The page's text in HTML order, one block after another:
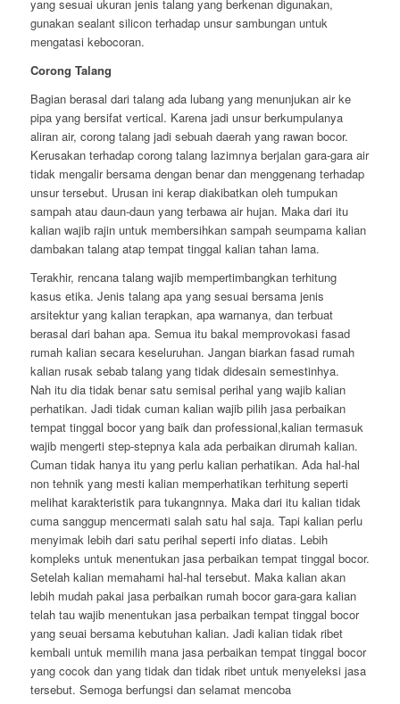
yang sesuai ukuran jenis talang yang berkenan digunakan,
gunakan sealant silicon terhadap unsur sambungan untuk
mengatasi kebocoran.
Corong Talang
Bagian berasal dari talang ada lubang yang menunjukan air ke
pipa yang bersifat vertical. Karena jadi unsur berkumpulanya
aliran air, corong talang jadi sebuah daerah yang rawan bocor.
Kerusakan terhadap corong talang lazimnya berjalan gara-gara air
tidak mengalir bersama dengan benar dan menggenang terhadap
unsur tersebut. Urusan ini kerap diakibatkan oleh tumpukan
sampah atau daun-daun yang terbawa air hujan. Maka dari itu
kalian wajib rajin untuk membersihkan sampah seumpama kalian
dambakan talang atap tempat tinggal kalian tahan lama.
Terakhir, rencana talang wajib mempertimbangkan terhitung
kasus etika. Jenis talang apa yang sesuai bersama jenis
arsitektur yang kalian terapkan, apa warnanya, dan terbuat
berasal dari bahan apa. Semua itu bakal memprovokasi fasad
rumah kalian secara keseluruhan. Jangan biarkan fasad rumah
kalian rusak sebab talang yang tidak didesain semestinhya.
Nah itu dia tidak benar satu semisal perihal yang wajib kalian
perhatikan. Jadi tidak cuman kalian wajib pilih jasa perbaikan
tempat tinggal bocor yang baik dan professional,kalian termasuk
wajib mengerti step-stepnya kala ada perbaikan dirumah kalian.
Cuman tidak hanya itu yang perlu kalian perhatikan. Ada hal-hal
non tehnik yang mesti kalian memperhatikan terhitung seperti
melihat karakteristik para tukangnnya. Maka dari itu kalian tidak
cuma sanggup mencermati salah satu hal saja. Tapi kalian perlu
menyimak lebih dari satu perihal seperti info diatas. Lebih
kompleks untuk menentukan jasa perbaikan tempat tinggal bocor.
Setelah kalian memahami hal-hal tersebut. Maka kalian akan
lebih mudah pakai jasa perbaikan rumah bocor gara-gara kalian
telah tau wajib menentukan jasa perbaikan tempat tinggal bocor
yang seuai bersama kebutuhan kalian. Jadi kalian tidak ribet
kembali untuk memilih mana jasa perbaikan tempat tinggal bocor
yang cocok dan yang tidak dan tidak ribet untuk menyeleksi jasa
tersebut. Semoga berfungsi dan selamat mencoba